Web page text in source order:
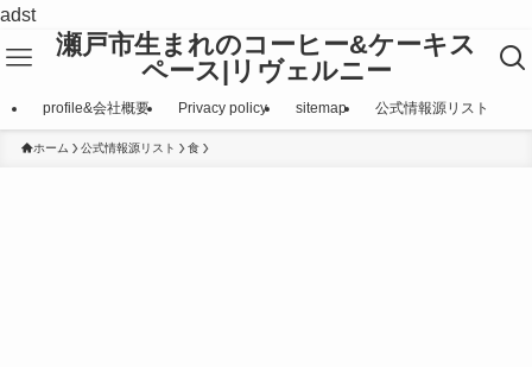
adst
瀬戸市生まれのコーヒー&ケーキス
ペース|リヴェルニー
profile&会社概要 Privacy policy sitemap 公式情報源リスト
ホーム 公式情報源リスト 食